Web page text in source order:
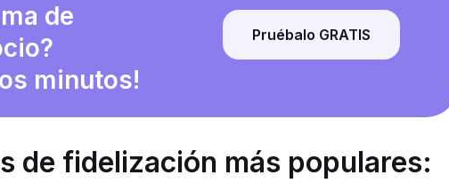
de
minutos!
Pruébalo GRATIS
de fidelización más populares: